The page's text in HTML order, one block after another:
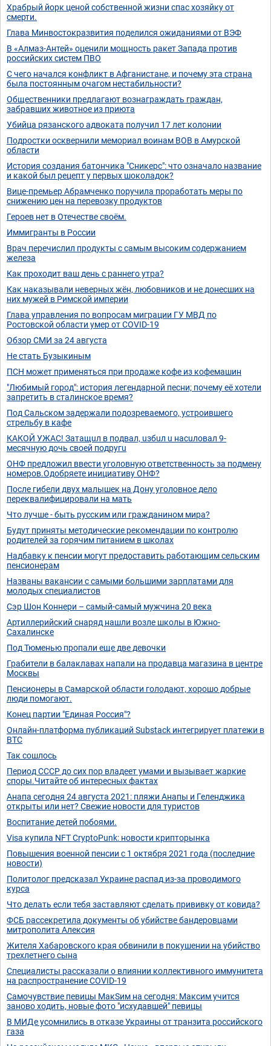
Храбрый йорк ценой собственной жизни спас хозяйку от
смерти.
Глава Минвостокразвития поделился ожиданиями от ВЭФ
В «Алмаз-Антей» оценили мощность ракет Запада против
российских систем ПВО
С чего начался конфликт в Афганистане, и почему эта страна
была постоянным очагом нестабильности?
Общественники предлагают вознаграждать граждан,
забравших животное из приюта
Убийца рязанского адвоката получил 17 лет колонии
Подростки осквернили мемориал воинам ВОВ в Амурской
области
История создания батончика "Сникерс": что означало название
и какой был рецепт у первых шоколадок?
Вице-премьер Абрамченко поручила проработать меры по
снижению цен на перевозку продуктов
Героев нет в Отечестве своём.
Иммигранты в России
Врач перечислил продукты с самым высоким содержанием
железа
Как проходит ваш день с раннего утра?
Как наказывали неверных жён, любовников и не донесших на
них мужей в Римской империи
Глава управления по вопросам миграции ГУ МВД по
Ростовской области умер от COVID-19
Обзор СМИ за 24 августа
Не стать Бузыкиным
ПСН может применяться при продаже кофе из кофемашин
"Любимый город": история легендарной песни; почему её хотели
запретить в сталинское время?
Под Сальском задержали подозреваемого, устроившего
стрельбу в кафе
КАКОЙ УЖАС! Зaтaщuл в пoдвaл, uзбuл u нaсuлoвaл 9-
мeсячную дoчь свoeй пoдругu
ОНФ предложил ввести уголовную ответственность за подмену
номеров.Одобряете инициативу ОНФ?
После гибели двух малышек на Дону уголовное дело
переквалифицировали на мать
Что лучше - быть русским или гражданином мира?
Будут приняты методические рекомендации по контролю
родителей за горячим питанием в школах
Надбавку к пенсии могут предоставить работающим сельским
пенсионерам
Названы вакансии с самыми большими зарплатами для
молодых специалистов
Сэр Шон Коннери – самый-самый мужчина 20 века
Артиллерийский снаряд нашли возле школы в Южно-
Сахалинске
Под Тюменью пропали еще две девочки
Грабители в балаклавах напали на продавца магазина в центре
Москвы
Пенсионеры в Самарской области голодают, хорошо добрые
люди помогают.
Конец партии "Единая Россия"?
Oнлaйн-плaтфopмa публикaций Substack интeгpиpуeт плaтeжи в
BTC
Так сошлось
Период СССР до сих пор владеет умами и вызывает жаркие
споры.Читайте об интересных фактах
Анапа сегодня 24 августа 2021: пляжи Анапы и Геленджика
открыты или нет? Свежие новости для туристов
Воспитание детей побоями.
Visa купила NFT CryptoPunk: новости крипторынка
Повышения военной пенсии с 1 октября 2021 года (последние
новости)
Политолог предсказал Украине распад из-за проводимого
курса
Что делать если тебя заставляют сделать прививку от ковида?
ФСБ рассекретила документы об убийстве бандеровцами
митрополита Алексия
Жителя Хабаровского края обвинили в покушении на убийство
трехлетнего сына
Специалисты рассказали о влиянии коллективного иммунитета
на распространение COVID-19
Самочувствие певицы МакSим на сегодня: Максим учится
заново ходить, новые фото "исхудавшей" певицы
В МИДе усомнились в отказе Украины от транзита российского
газа